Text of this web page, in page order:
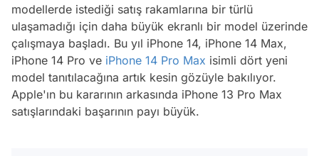
modellerde istediği satış rakamlarına bir türlü
ulaşamadığı için daha büyük ekranlı bir model üzerinde
çalışmaya başladı. Bu yıl iPhone 14, iPhone 14 Max,
iPhone 14 Pro ve iPhone 14 Pro Max isimli dört yeni
model tanıtılacağına artık kesin gözüyle bakılıyor.
Apple'ın bu kararının arkasında iPhone 13 Pro Max
satışlarındaki başarının payı büyük.